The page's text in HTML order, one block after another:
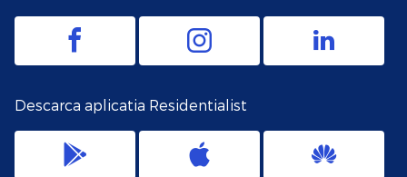
Descarca aplicatia Residentialist